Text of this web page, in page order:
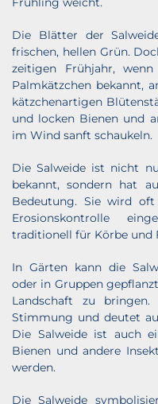
Die Blätter der
frischen, hellen Grün.
zeitigen Frühjahr,
Palmkätzchen bekannt,
kätzchenartigen
und locken Bienen und
im Wind sanft schaukeln.
Die Salweide ist nicht
bekannt, sondern hat
Bedeutung. Sie wird
Erosionskontrolle
traditionell für Körbe und
In Gärten kann die
oder in Gruppen
Landschaft zu
Stimmung und deutet
Die Salweide ist auch
Bienen und andere
werden.
Die Salweide